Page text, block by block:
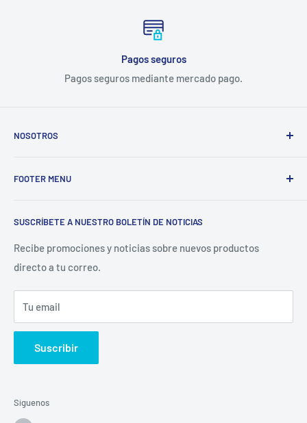
Pagos seguros
Pagos seguros mediante mercado pago.
NOSOTROS
de ofrecer refacciones para aparatos electrodomésticos y
restaurantera e industrial.
FOOTER MENU
Catálogo
La Empresa
Contacto
Sucursales
Buscar
SUSCRÍBETE A NUESTRO BOLETÍN DE NOTICIAS
Recibe promociones y noticias sobre nuevos productos
directo a tu correo.
Tu email
Suscribir
Síguenos